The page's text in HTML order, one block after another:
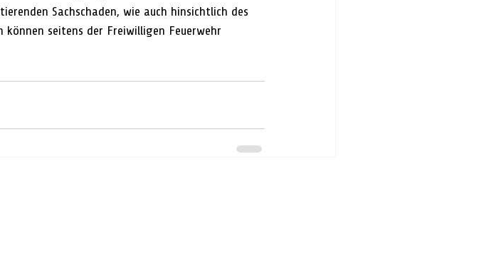
Sachschaden, wie auch hinsichtlich des
seitens der Freiwilligen Feuerwehr